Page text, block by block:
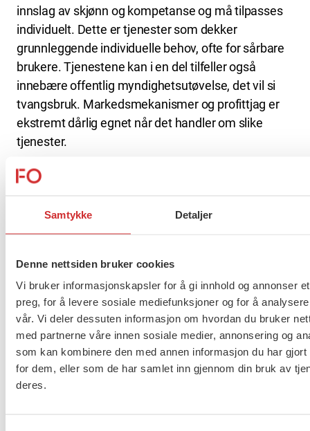
Samtykke Detaljer
Denne nettsiden bruker cookies
Vi bruker informasjonskapsler for å gi innhold og annonser
preg, for å levere sosiale mediefunksjoner og for å
vår. Vi deler dessuten informasjon om hvordan du bruker
med partnerne våre innen sosiale medier, annonsering og
som kan kombinere den med annen informasjon du har gjort
for dem, eller som de har samlet inn gjennom din bruk av
deres.
innslag av skjønn og kompetanse og må tilpasses
individuelt. Dette er tjenester som dekker
grunnleggende individuelle behov, ofte for sårbare
brukere. Tjenestene kan i en del tilfeller også
innebære offentlig myndighetsutøvelse, det vil si
tvangsbruk. Markedsmekanismer og profittjag er
ekstremt dårlig egnet når det handler om slike
tjenester.
Prosjekt privatisering
Prosjekt privatisering er en viktig satsning for FO i
perioden 2015 – 2019.
Prosjekt privatisering har som mål å engasjere FO-
medlemmer både lokalt og sentralt, på alle nivåer
av organisasjonen. FOs medlemmer møter
utfordringene innen velferdstjenestene hver dag,
og de vet bedre enn noen hva som skal til for å
gjøre en god jobb for brukerne. Dette er en
fantastisk base av erfaring og kompetanse vi
ønsker å benytte oss av i prosjektet.